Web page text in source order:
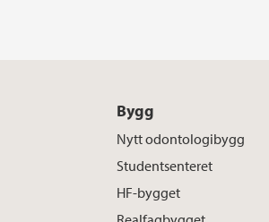
Bygg
Nytt odontologibygg
Studentsenteret
HF-bygget